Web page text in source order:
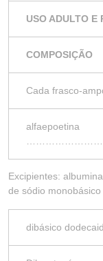
USO ADULTO E
COMPOSIÇÃO
Cada frasco-
alfaepoetina
Excipientes:
de sódio
dibásico